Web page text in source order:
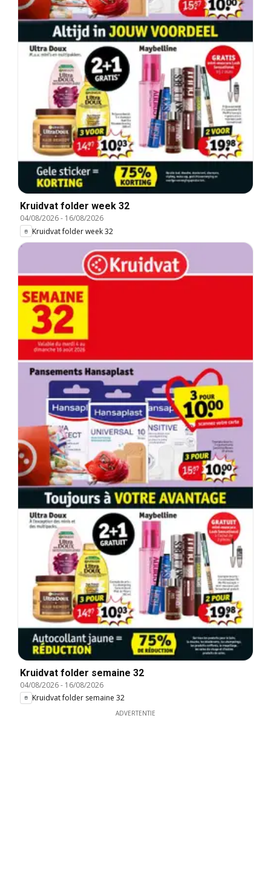
Kruidvat folder week 32
04/08/2026- 16/08/2026
Kruidvat folder week 32
Kruidvat folder semaine 32
04/08/2026- 16/08/2026
Kruidvat folder semaine 32
ADVERTENTIE